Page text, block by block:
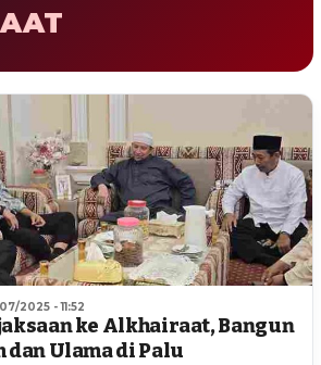
2025 - 11:52
ke Alkhairaat, Bangun
Ulama di Palu